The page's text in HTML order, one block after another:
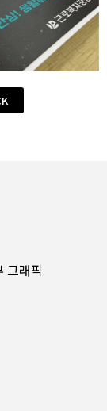
그래픽